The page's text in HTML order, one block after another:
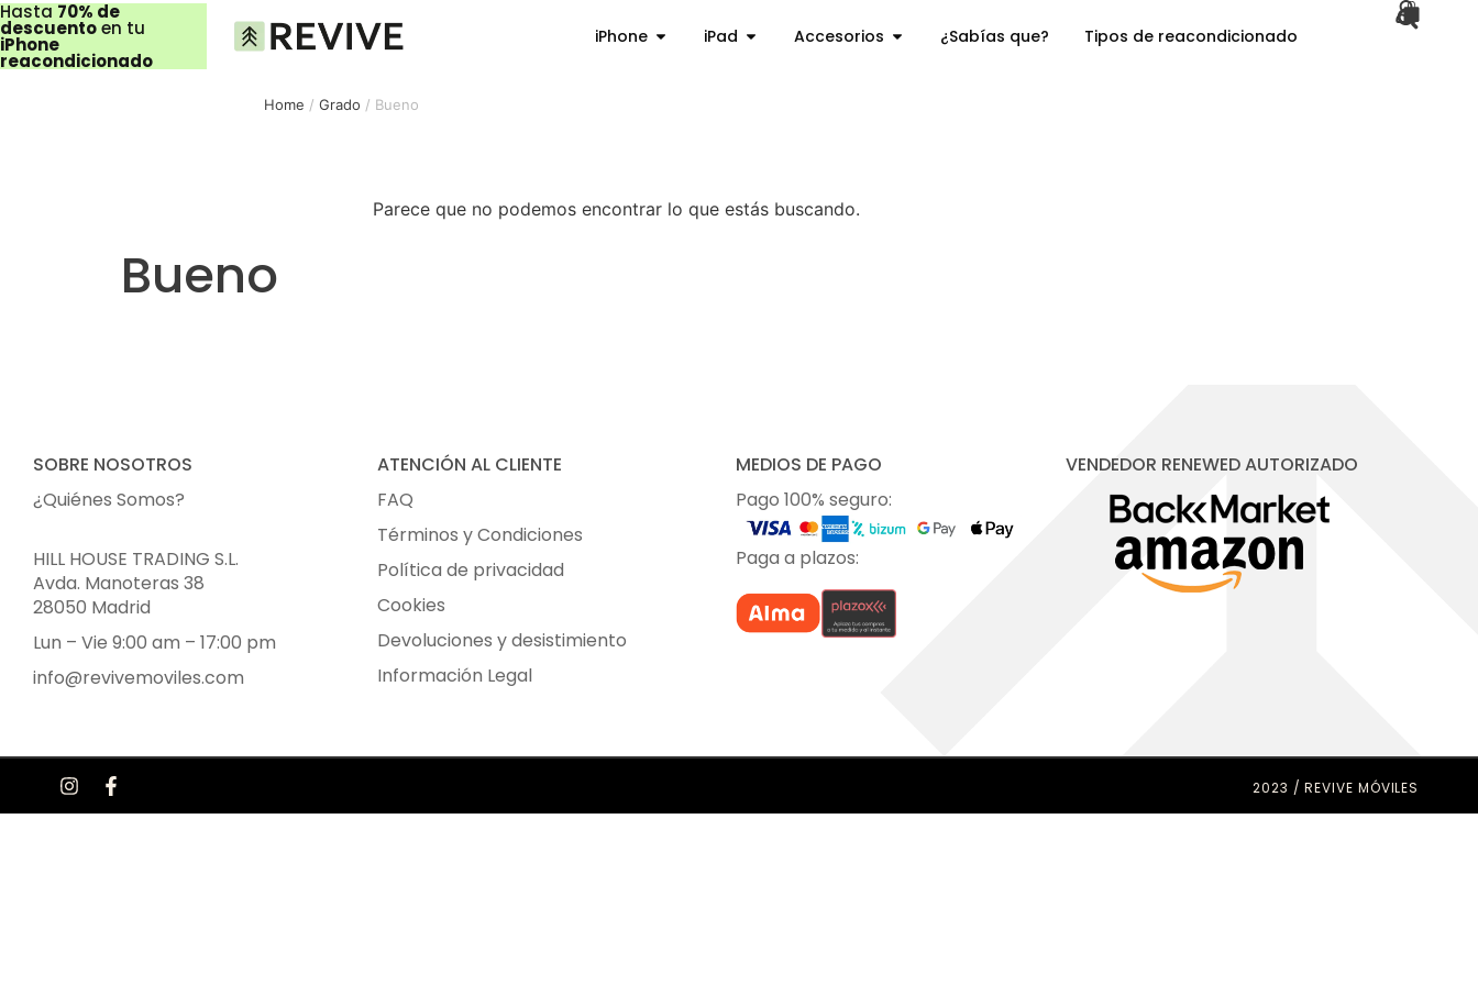
Hasta 70% de
descuentoen tu
iPhone
reacondicionado
iPhone iPad Accesorios ¿Sabías que? Tipos de reacondicionado
Home / Grado / Bueno
Bueno
Parece que no podemos encontrar lo que estás buscando.
SOBRE NOSOTROS
¿Quiénes Somos?
HILL HOUSE TRADING S.L.
Avda. Manoteras 38
28050 Madrid
Lun – Vie 9:00 am – 17:00 pm
info@revivemoviles.com
ATENCIÓN AL CLIENTE
FAQ
Términos y Condiciones
Política de privacidad
Cookies
Devoluciones y desistimiento
Información Legal
MEDIOS DE PAGO
Pago 100% seguro:
Paga a plazos:
VENDEDOR RENEWED AUTORIZADO
2023 / REVIVE MÓVILES